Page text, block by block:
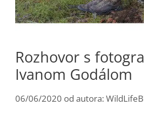
Rozhovor s
Ivanom Godálom
06/06/2020 od autora: